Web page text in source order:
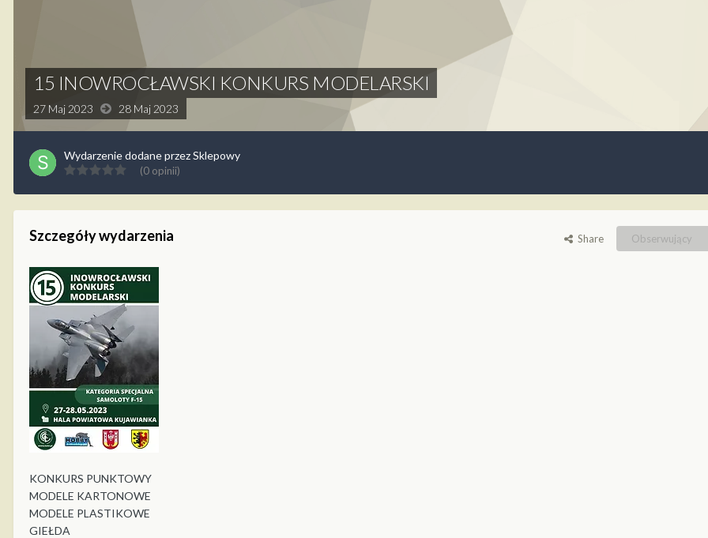
15 INOWROCŁAWSKI KONKURS MODELARSKI
27 Maj 2023 28 Maj 2023
Wydarzenie dodane przezSklepowy
(0 opinii)
Szczegóły wydarzenia Share Obserwujący
KONKURS PUNKTOWY
MODELE KARTONOWE
MODELE PLASTIKOWE
GIEŁDA